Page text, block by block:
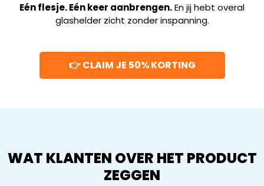
Eén flesje. Eén keer aanbrengen.En jij hebt overal
glashelder zicht zonder inspanning.
👉 CLAIM JE 50% KORTING
WAT KLANTEN OVER HET PRODUCT
ZEGGEN